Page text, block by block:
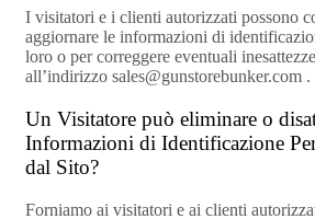
I visitatori e i clienti autorizzati possono
aggiornare le informazioni di
loro o per correggere eventuali
all’indirizzo sales@gunstorebunker.com .
Un Visitatore può eliminare o
Informazioni di Identificazione
dal Sito?
Forniamo ai visitatori e ai clienti